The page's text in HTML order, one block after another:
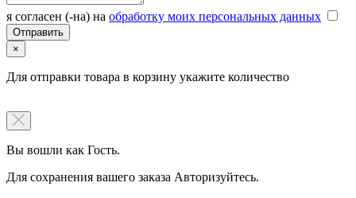
я согласен (-на) на обработку моих персональных данных
×
Для отправки товара в корзину укажите количество
Вы вошли как Гость.
Для сохранения вашего заказа Авторизуйтесь.